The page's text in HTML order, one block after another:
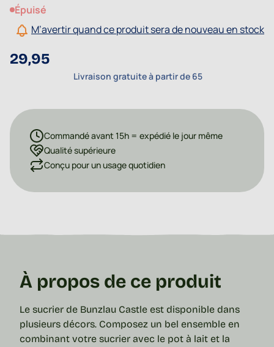
Épuisé
M’avertir quand ce produit sera de nouveau en stock
29,95
Livraison gratuite à partir de 65
Commandé avant 15h = expédié le jour même
Qualité supérieure
Conçu pour un usage quotidien
À propos de ce produit
Le sucrier de Bunzlau Castle est disponible dans
plusieurs décors. Composez un bel ensemble en
combinant votre sucrier avec le pot à lait et la